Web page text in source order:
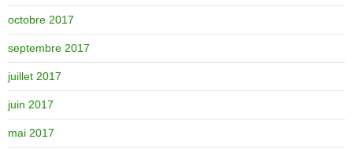
octobre 2017
septembre 2017
juillet 2017
juin 2017
mai 2017